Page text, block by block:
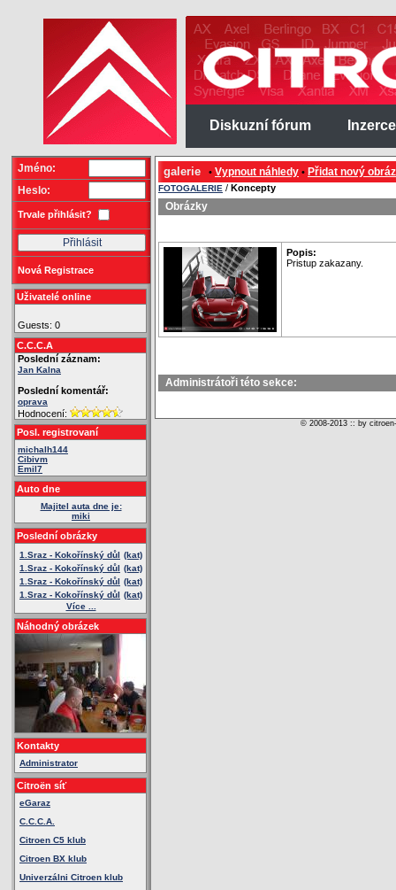
Diskuzní fórum Inzerce
Jméno:
Heslo:
Trvale přihlásit?
Nová Registrace
Uživatelé online
Guests: 0
C.C.C.A
Poslední záznam:
Jan Kalna
Poslední komentář:
oprava
Hodnocení:
Posl. registrovaní
michalh144
Cibivm
Emil7
Auto dne
Majitel auta dne je:
miki
Poslední obrázky
1.Sraz - Kokořínský důl (kat)
1.Sraz - Kokořínský důl (kat)
1.Sraz - Kokořínský důl (kat)
1.Sraz - Kokořínský důl (kat)
Více ...
Náhodný obrázek
Kontakty
Administrator
Citroën síť
eGaraz
C.C.C.A.
Citroen C5 klub
Citroen BX klub
Univerzálni Citroen klub
galerie • Vypnout náhledy • Přidat nový
FOTOGALERIE / Koncepty
Obrázky
Popis:
Pristup zakazany.
Administrátoři této sekce:
© 2008-2013 :: by